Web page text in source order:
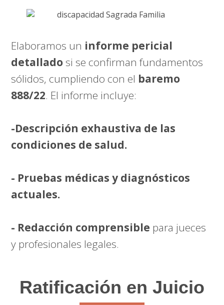
Elaboramos un informe pericial
detallado si se confirman fundamentos
sólidos, cumpliendo con el baremo
888/22. El informe incluye:
-Descripción exhaustiva de las
condiciones de salud.
- Pruebas médicas y diagnósticos
actuales.
- Redacción comprensible para jueces
y profesionales legales.
Ratificación en Juicio